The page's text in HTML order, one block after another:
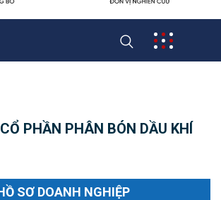
PHẦN PHÂN BÓN DẦU KHÍ
SƠ DOANH NGHIỆP